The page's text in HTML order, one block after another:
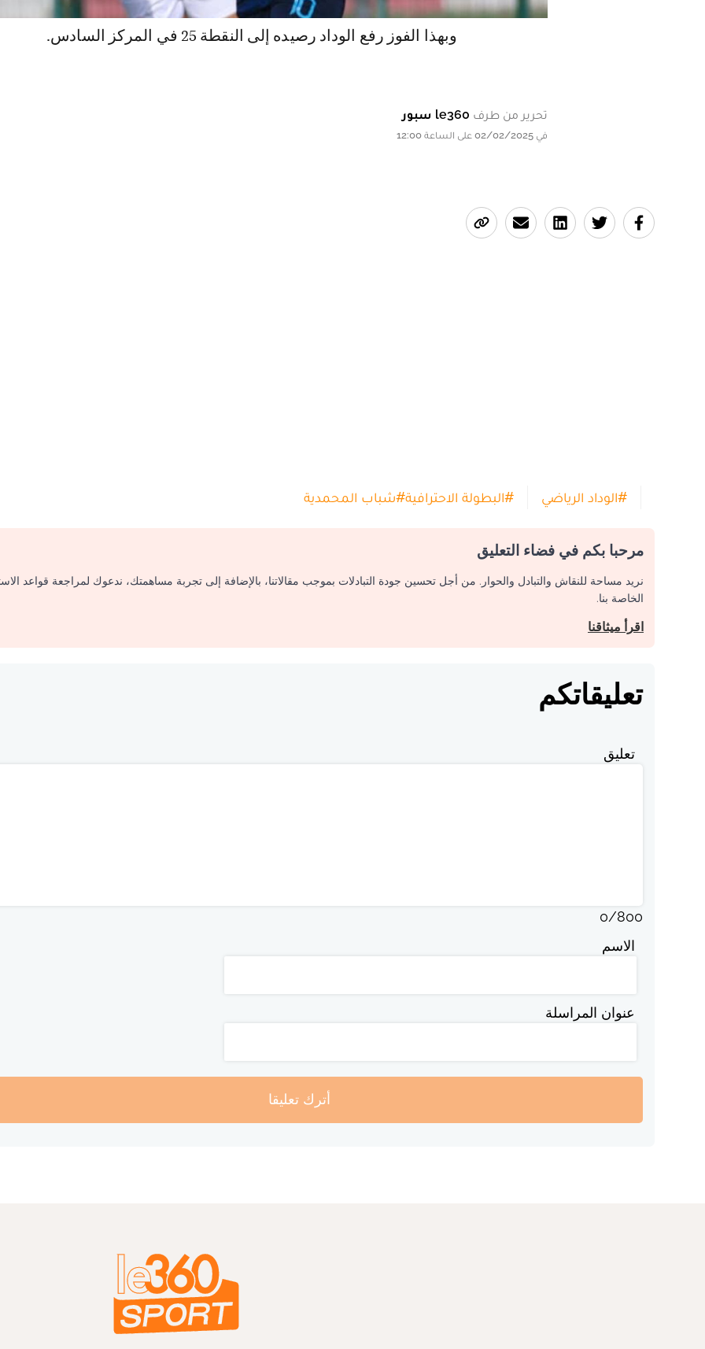
وبهذا الفوز رفع الوداد رصيده إلى النقطة 25 في المركز السادس.
تحرير من طرف le360 سبور
في 02/02/2025 على الساعة 12:00
#الوداد الرياضي #البطولة الاحترافية#شباب المحمدية
مرحبا بكم في فضاء التعليق
نريد مساحة للنقاش والتبادل والحوار. من أجل تحسين جودة التبادلات بموجب مقالاتنا، بالإضافة إلى تجربة مساهمتك، ندعوك لمراجعة قواعد
الخاصة بنا.
اقرأ ميثاقنا
تعليقاتكم
تعليق
0/800
الاسم
عنوان المراسلة
أترك تعليقا